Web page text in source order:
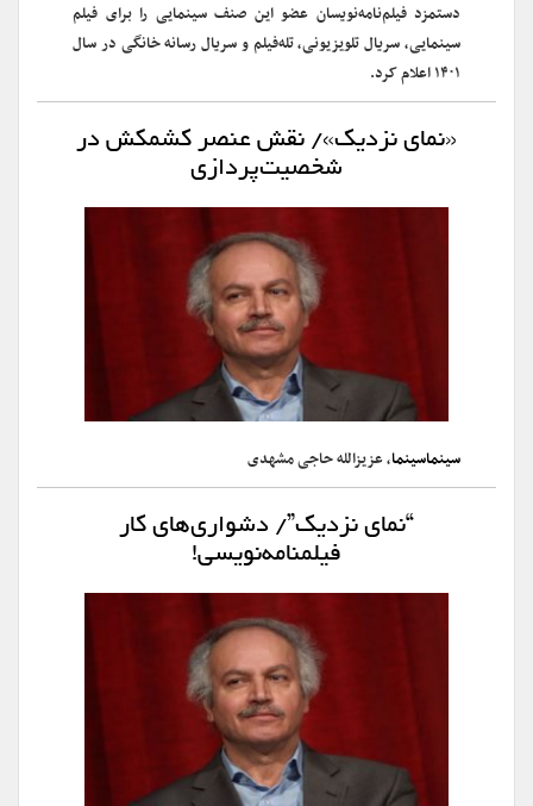
دستمزد فیلم‌نامه‌نویسان عضو این صنف سینمایی را برای فیلم
سینمایی، سریال تلویزیونی، تله‌فیلم و سریال رسانه‌ خانگی در سال
۱۴۰۱ اعلام کرد.
«نمای نزدیک»/ نقش عنصر کشمکش در
شخصیت‌پردازی
سینماسینما، عزیزالله حاجی مشهدی
“نمای نزدیک”/ دشواری‌های کار
فیلمنامه‌نویسی!